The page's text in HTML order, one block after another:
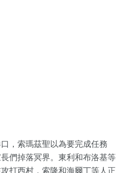
，索瑪茲聖以為要完成任務
們掉落冥界。東利和布洛基等
打西村，索隆和海爾丁等人正